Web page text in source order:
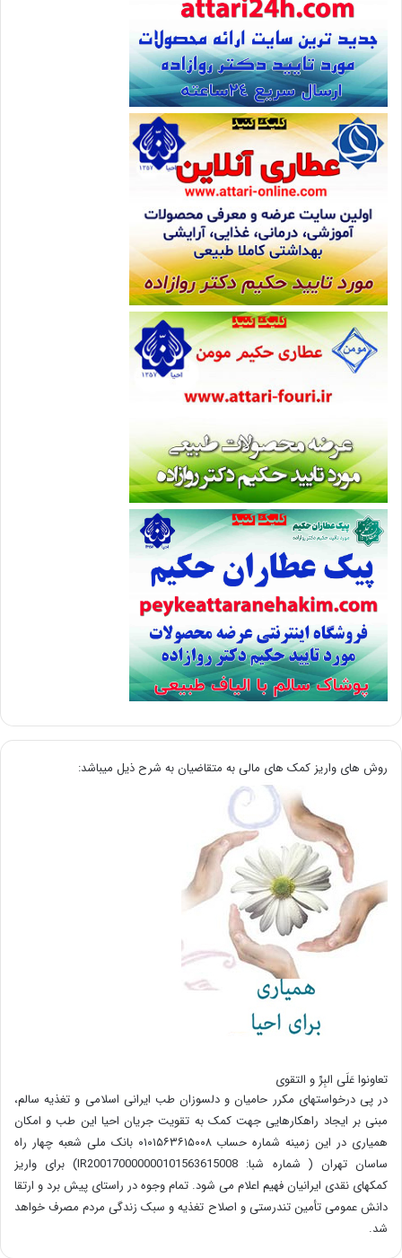
روش های واریز کمک های مالی به متقاضیان به شرح ذیل میباشد:
تعاونوا عَلَی البِرِّ و التقوی
در پی درخواستهای مکرر حامیان و دلسوزان طب ایرانی اسلامی و تغذیه سالم،
مبنی بر ایجاد راهکارهایی جهت کمک به تقویت جریان احیا این طب و امکان
همیاری در این زمینه شماره حساب ۰۱۰۱۵۶۳۶۱۵۰۰۸ بانک ملی شعبه چهار راه
ساسان تهران ( شماره شبا: IR200170000000101563615008) برای واریز
کمکهای نقدی ایرانیان فهیم اعلام می شود. تمام وجوه در راستای پیش برد و ارتقا
دانش عمومی تأمین تندرستی و اصلاح تغذیه و سبک زندگی مردم مصرف خواهد
شد.